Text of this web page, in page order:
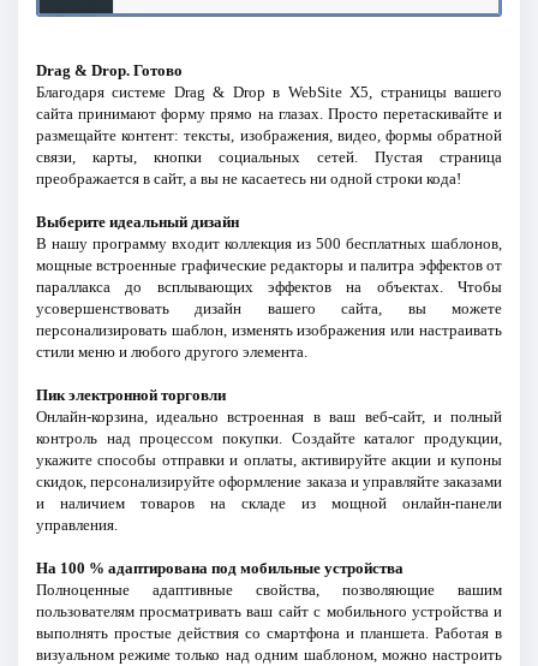
Drag & Drop. Готово
Благодаря системе Drag & Drop в WebSite X5, страницы вашего
сайта принимают форму прямо на глазах. Просто перетаскивайте и
размещайте контент: тексты, изображения, видео, формы обратной
связи, карты, кнопки социальных сетей. Пустая страница
преображается в сайт, а вы не касаетесь ни одной строки кода!
Выберите идеальный дизайн
В нашу программу входит коллекция из 500 бесплатных шаблонов,
мощные встроенные графические редакторы и палитра эффектов от
параллакса до всплывающих эффектов на объектах. Чтобы
усовершенствовать дизайн вашего сайта, вы можете
персонализировать шаблон, изменять изображения или настраивать
стили меню и любого другого элемента.
Пик электронной торговли
Онлайн-корзина, идеально встроенная в ваш веб-сайт, и полный
контроль над процессом покупки. Создайте каталог продукции,
укажите способы отправки и оплаты, активируйте акции и купоны
скидок, персонализируйте оформление заказа и управляйте заказами
и наличием товаров на складе из мощной онлайн-панели
управления.
На 100 % адаптирована под мобильные устройства
Полноценные адаптивные свойства, позволяющие вашим
пользователям просматривать ваш сайт с мобильного устройства и
выполнять простые действия со смартфона и планшета. Работая в
визуальном режиме только над одним шаблоном, можно настроить